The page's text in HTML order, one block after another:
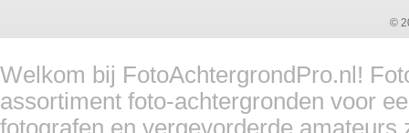
Bresser BR-9 3x6m Achtergrond D...
Prijs:€ 85,00
€ 65,95
Details
©
Welkom bij FotoAchtergrondPro.nl!
assortiment foto-achtergronden voor
fotografen en vergevorderde